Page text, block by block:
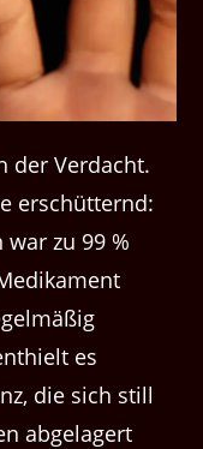
der Verdacht.
erschütternd:
zu 99 %
es
die sich still
abgelagert